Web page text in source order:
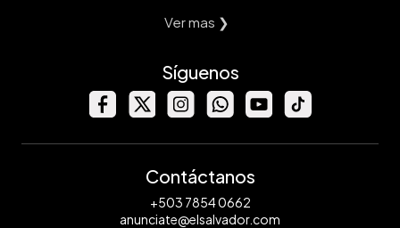
Ver mas ❯
Síguenos
Contáctanos
+503 7854 0662
anunciate@elsalvador.com